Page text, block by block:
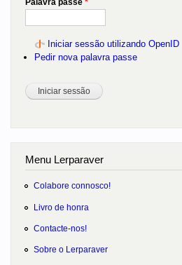
Iniciar sessão utilizando OpenID
Pedir nova palavra passe
Menu Lerparaver
Colabore connosco!
Livro de honra
Contacte-nos!
Sobre o Lerparaver